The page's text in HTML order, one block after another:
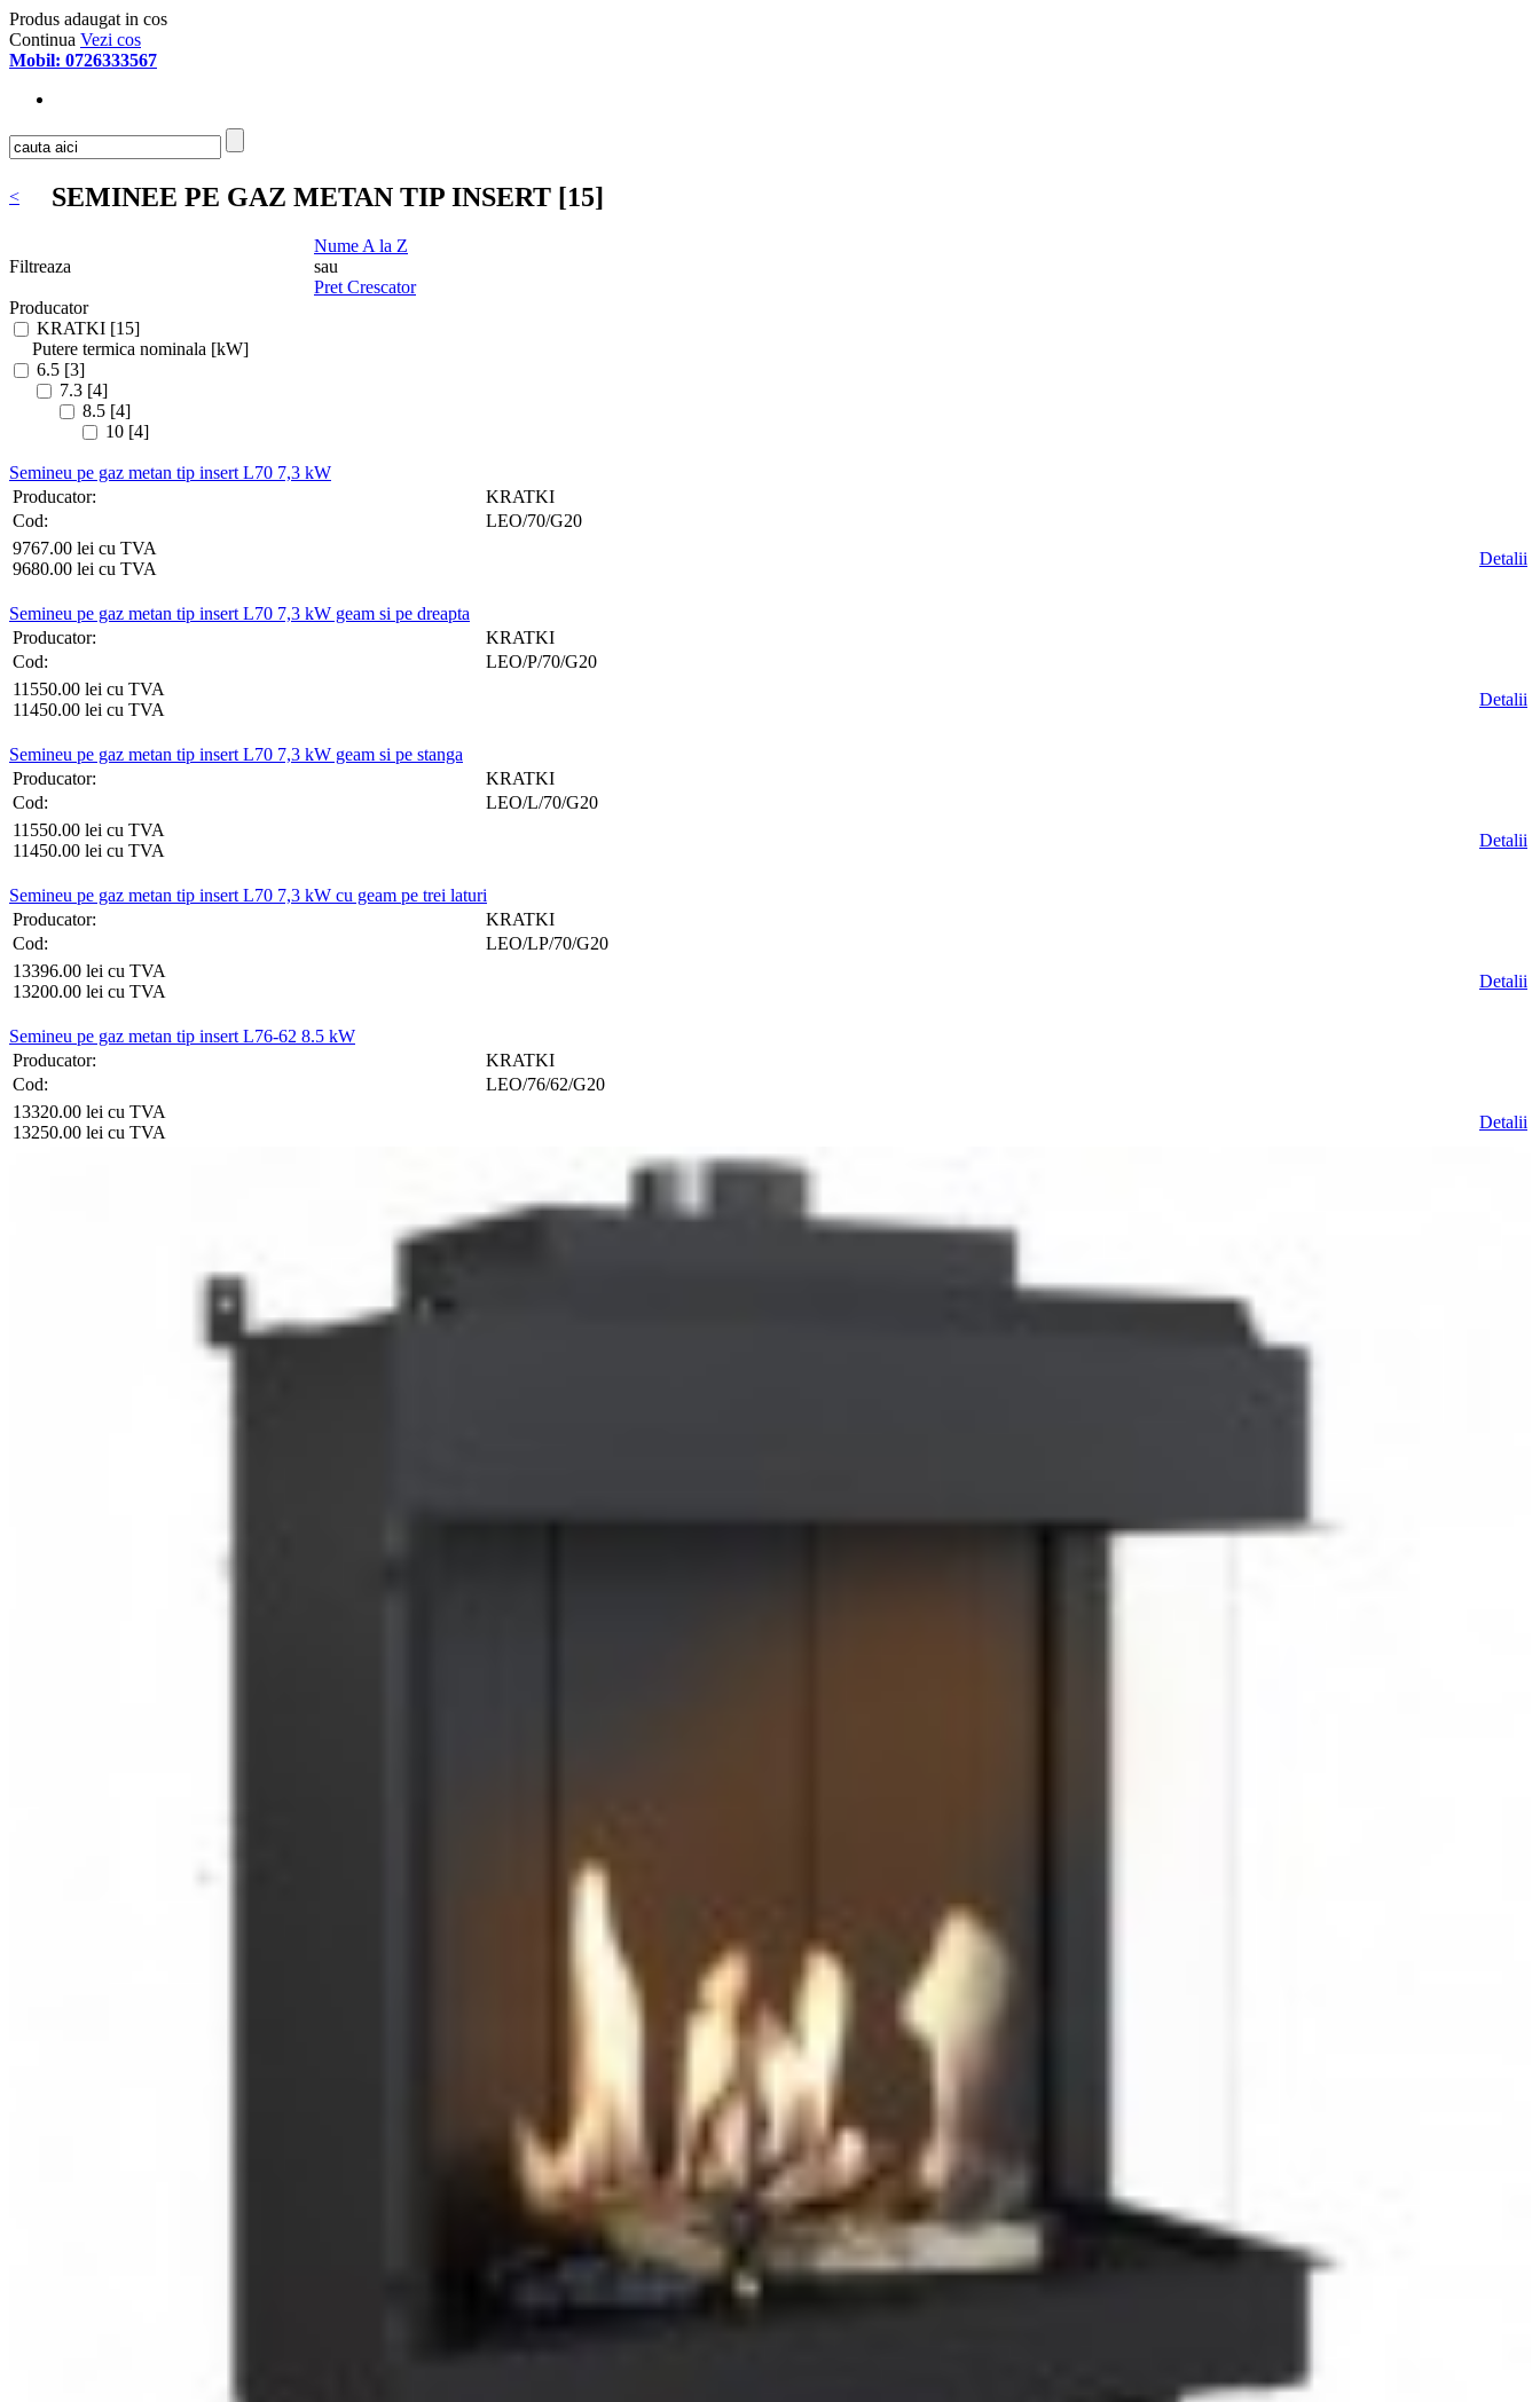
Produs adaugat in cos
Continua Vezi cos
Mobil: 0726333567
< SEMINEE PE GAZ METAN TIP INSERT [15]
Filtreaza
Nume A la Z
sau
Pret Crescator
Producator
KRATKI [15]
Putere termica nominala [kW]
6.5 [3]
7.3 [4]
8.5 [4]
10 [4]
Semineu pe gaz metan tip insert L70 7,3 kW
Producator:
KRATKI
Cod:
LEO/70/G20
9767.00 lei cu TVA
9680.00 lei cu TVA
Detalii
Semineu pe gaz metan tip insert L70 7,3 kW geam si pe dreapta
Producator:
KRATKI
Cod:
LEO/P/70/G20
11550.00 lei cu TVA
11450.00 lei cu TVA
Detalii
Semineu pe gaz metan tip insert L70 7,3 kW geam si pe stanga
Producator:
KRATKI
Cod:
LEO/L/70/G20
11550.00 lei cu TVA
11450.00 lei cu TVA
Detalii
Semineu pe gaz metan tip insert L70 7,3 kW cu geam pe trei laturi
Producator:
KRATKI
Cod:
LEO/LP/70/G20
13396.00 lei cu TVA
13200.00 lei cu TVA
Detalii
Semineu pe gaz metan tip insert L76-62 8.5 kW
Producator:
KRATKI
Cod:
LEO/76/62/G20
13320.00 lei cu TVA
13250.00 lei cu TVA
Detalii